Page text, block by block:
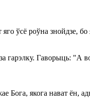
яго ўсё роўна знойдзе,
гарэлку. Гаворыць: "А
Бога, якога нават ён,